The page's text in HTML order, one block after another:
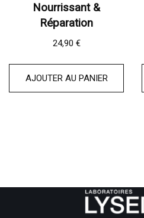
Nourrissant &
Réparation
24,90 €
AJOUTER AU PANIER